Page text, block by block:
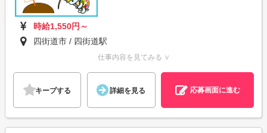
時給1,550円～
四街道市 / 四街道駅
仕事内容を見てみる ∨
キープする 詳細を見る 応募画面に進む